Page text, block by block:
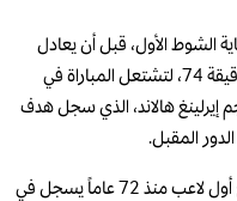
الشوط الأول، قبل أن يعادل
البديل أماد ديالو النتيجة لساحل العاج في الدقيقة 74، لتشتعل المباراة في
إيرلينغ هالاند، الذي سجل هدف
وبهذا الهدف، دخل هالاند التاريخ، بعدما أصبح أول لاعب منذ 72 عاماً يسجل في